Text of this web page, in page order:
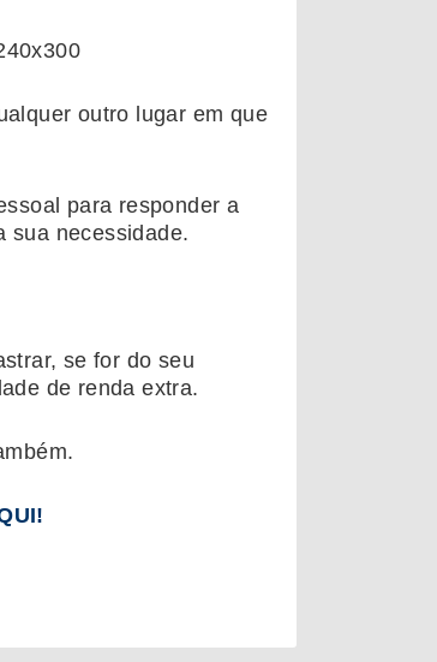
outro lugar em que
para responder a
sua necessidade.
se for do seu
de renda extra.